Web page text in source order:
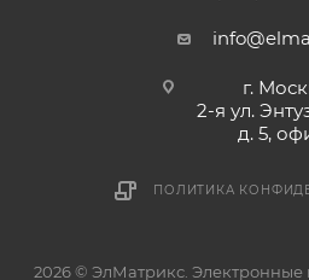
г.
2-я ул.
д. 5,
ПОЛИТИКА
2026 © ЭлМатрикс.